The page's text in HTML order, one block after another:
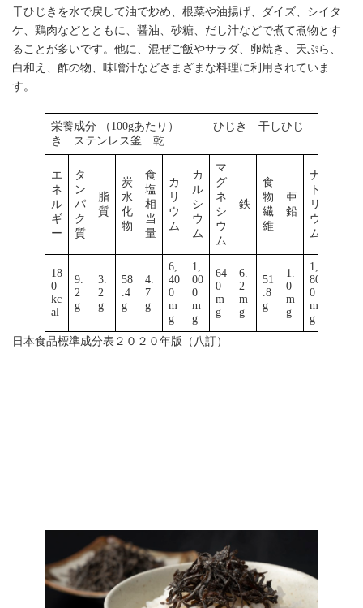
干ひじきを水で戻して油で炒め、根菜や油揚げ、ダイズ、シイタ
ケ、鶏肉などとともに、醤油、砂糖、だし汁などで煮て煮物とす
ることが多いです。他に、混ぜご飯やサラダ、卵焼き、天ぷら、
白和え、酢の物、味噌汁などさまざまな料理に利用されていま
す。
栄養成分 （100gあたり） ひじき 干しひじ
き ステンレス釜 乾
エ
ネ
ル
ギ
ー
タ
ン
パ
ク
質
脂
質
炭
水
化
物
食
塩
相
当
量
カ
リ
ウ
ム
カ
ル
シ
ウ
ム
マ
グ
ネ
シ
ウ
ム
鉄
食
物
繊
維
亜
鉛
ナ
ト
リ
ウ
ム
18
0
kc
al
9.
2
g
3.
2
g
58
.4
g
4.
7
g
6,
40
0
m
g
1,
00
0
m
g
64
0
m
g
6.
2
m
g
51
.8
g
1.
0
m
g
1,
80
0
m
g
日本食品標準成分表２０２０年版（八訂）